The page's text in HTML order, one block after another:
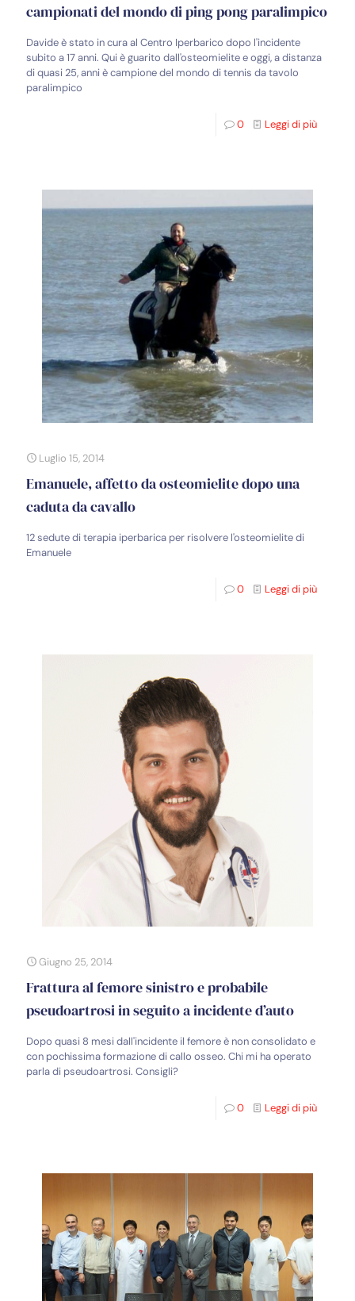
campionati del mondo di ping pong paralimpico
Davide è stato in cura al Centro Iperbarico dopo l'incidente
subito a 17 anni. Qui è guarito dall'osteomielite e oggi, a distanza
di quasi 25, anni è campione del mondo di tennis da tavolo
paralimpico
0 Leggi di più
Luglio 15, 2014
Emanuele, affetto da osteomielite dopo una
caduta da cavallo
12 sedute di terapia iperbarica per risolvere l'osteomielite di
Emanuele
0 Leggi di più
Giugno 25, 2014
Frattura al femore sinistro e probabile
pseudoartrosi in seguito a incidente d’auto
Dopo quasi 8 mesi dall'incidente il femore è non consolidato e
con pochissima formazione di callo osseo. Chi mi ha operato
parla di pseudoartrosi. Consigli?
0 Leggi di più